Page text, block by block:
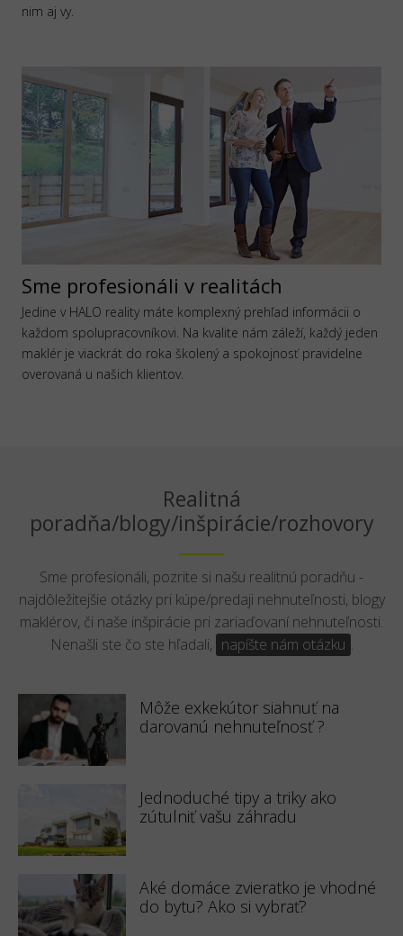
nim aj vy.
Sme profesionáli v realitách
Jedine v HALO reality máte komplexný prehľad informácii o
každom spolupracovníkovi. Na kvalite nám záleží, každý jeden
maklér je viackrát do roka školený a spokojnosť pravidelne
overovaná u našich klientov.
Realitná
poradňa/blogy/inšpirácie/rozhovory
Sme profesionáli, pozrite si našu realitnú poradňu -
najdôležitejšie otázky pri kúpe/predaji nehnuteľnosti, blogy
maklérov, či naše inšpirácie pri zariaďovaní nehnuteľnosti.
Nenašli ste čo ste hľadali, napíšte nám otázku .
Môže exkekútor siahnuť na
darovanú nehnuteľnosť ?
Jednoduché tipy a triky ako
zútulniť vašu záhradu
Aké domáce zvieratko je vhodné
do bytu? Ako si vybrať?